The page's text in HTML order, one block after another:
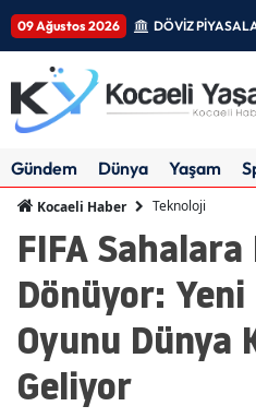
09 Ağustos 2026 DÖVİZ
Gündem Dünya Yaşam
Kocaeli Haber Teknoloji
FIFA
Dönüyor:
Oyunu Dünya
Geliyor